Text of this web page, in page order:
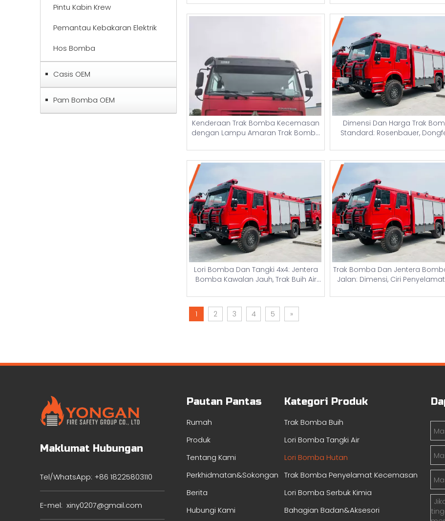
Pintu Kabin Krew
Pemantau Kebakaran Elektrik
Hos Bomba
Casis OEM
Pam Bomba OEM
Kenderaan Trak Bomba Kecemasan
dengan Lampu Amaran Trak Bomba
Dimensi Dan Harga Trak
Standard: Rosenbauer,
Kebakaran Lapangan Terbang
Air 10,000 Liter untuk
Lori Bomba Dan Tangki 4x4: Jentera
Bomba Kawalan Jauh, Trak Buih Air
untuk Memadam Kebakaran
Trak Bomba Dan Jentera
Jalan: Dimensi, Ciri
China
1
2 3 4 5 »
Maklumat Hubungan
Tel/WhatsApp: +86 18225803110
E-mel: xiny0207@gmail.com
Pautan Pantas
Rumah
Produk
Tentang Kami
Perkhidmatan&Sokongan
Berita
Hubungi Kami
Kategori Produk
Trak Bomba Buih
Lori Bomba Tangki Air
Lori Bomba Hutan
Trak Bomba Penyelamat Kecemasan
Lori Bomba Serbuk Kimia
Bahagian Badan&Aksesori